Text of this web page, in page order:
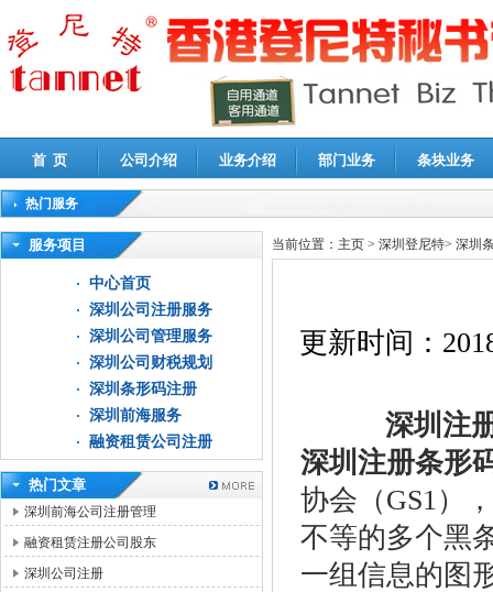
首 页 公司介绍 业务介绍 部门业务 条块业务
热门服务
高新技术企业认定审计|企业所得税汇算清缴申报鉴证
服务项目
中心首页
深圳公司注册服务
深圳公司管理服务
深圳公司财税规划
深圳条形码注册
深圳前海服务
融资租赁公司注册
热门文章
深圳前海公司注册管理
融资租赁注册公司股东
深圳公司注册
当前位置： 主页 > 深圳登尼特> 深圳
更新时间：
深圳注
深圳注册条形
协会（GS1）
不等的多个黑
一组信息的图